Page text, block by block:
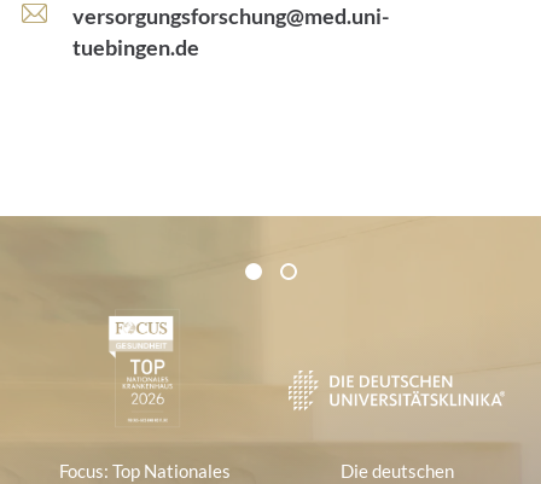
E
-
versorgungsforschung@med.uni-
tuebingen.de
Zertifikate und Verbände
1 2
Focus: Top Nationales
Die deutschen